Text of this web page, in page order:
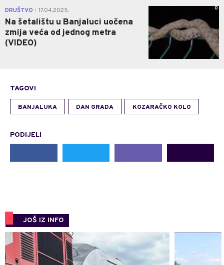
DRUŠTVO 17.04.2025.
Na šetalištu u Banjaluci uočena
zmija veća od jednog metra
(VIDEO)
0
TAGOVI
BANJALUKA DAN GRADA KOZARAČKO KOLO
PODIJELI
JOŠ IZ INFO
0